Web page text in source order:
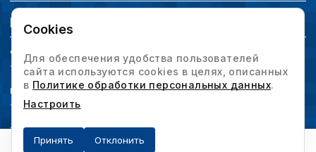
Контакты
Отдел продаж
+375 (44) 500 95 95
Многоканальный телефон
+375 (17) 375 79 20
Электронная почта
info@intervesp.by
Cookies
Для обеспечения удобства пользователей
сайта используются cookies в целях, описанных
в Политике обработки персональных данных.
Настроить
Принять Отклонить